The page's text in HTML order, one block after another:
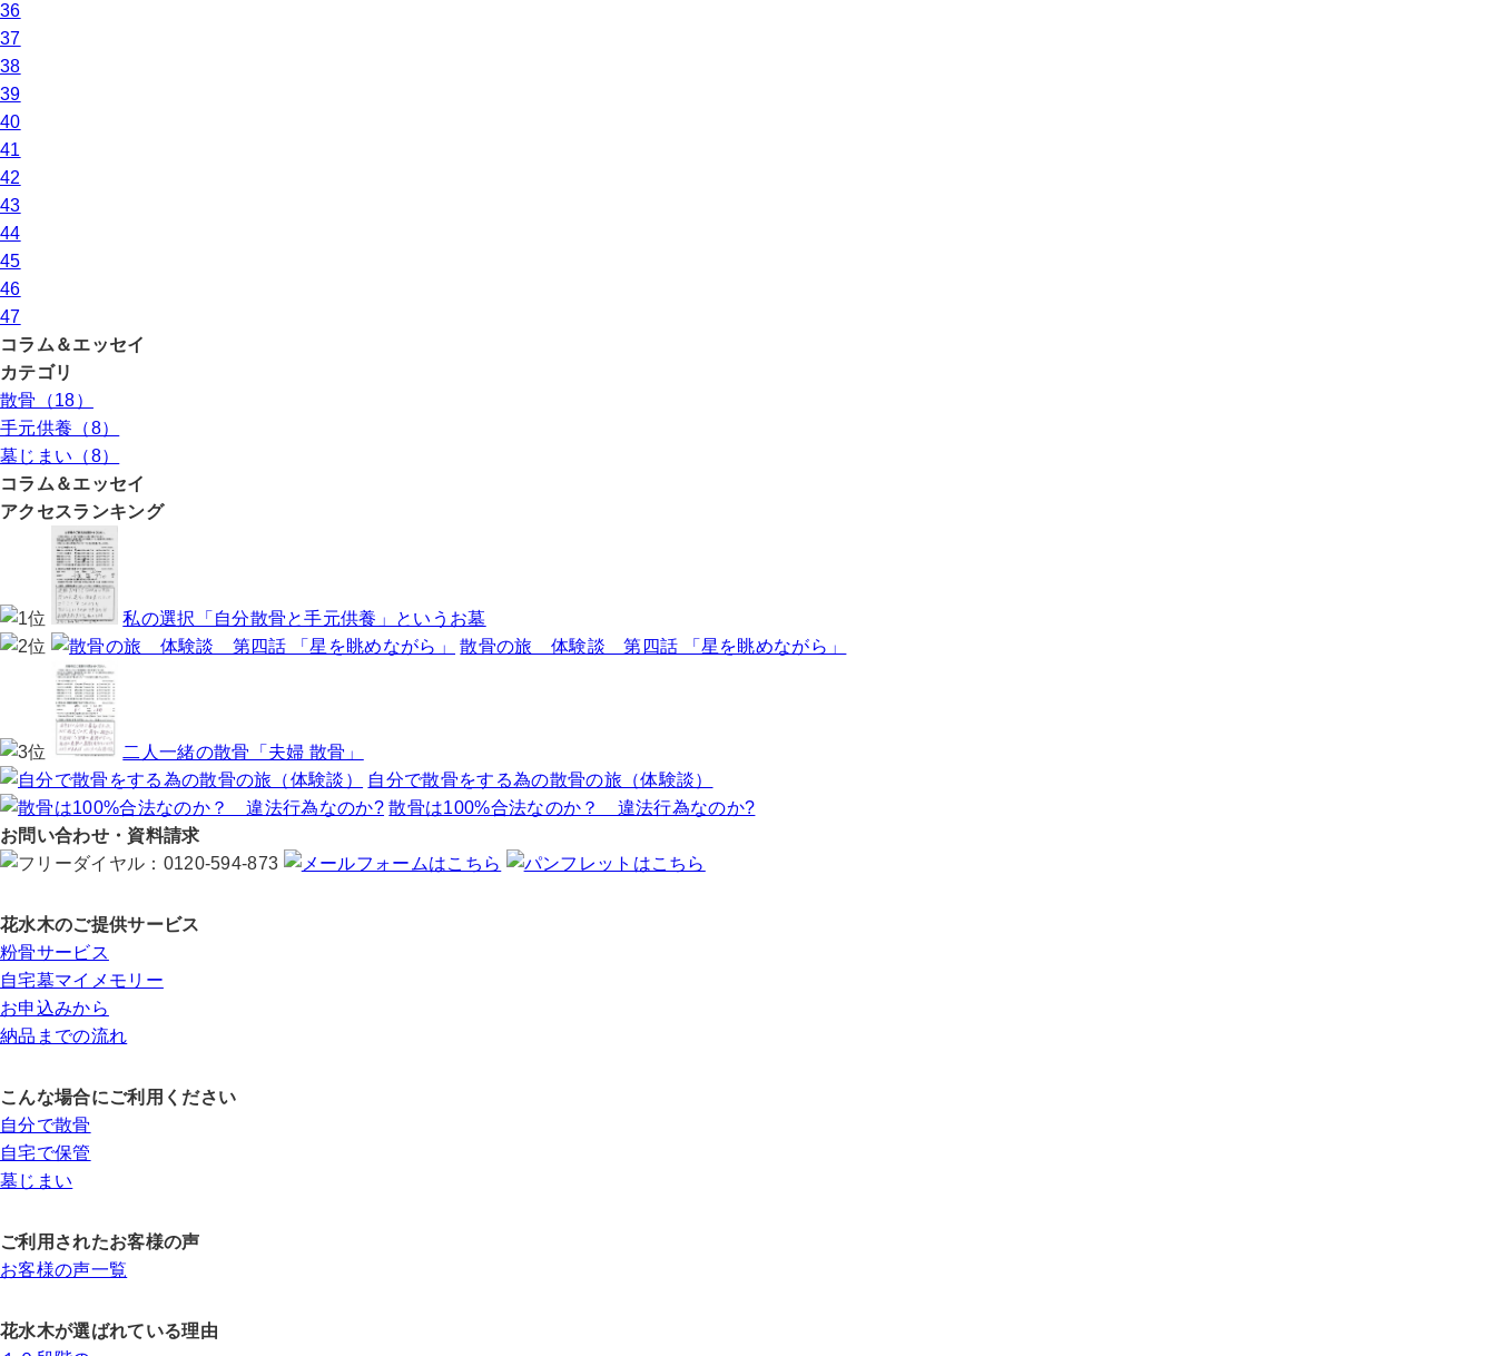
36
37
38
39
40
41
42
43
44
45
46
47
コラム＆エッセイ
カテゴリ
散骨（18）
手元供養（8）
墓じまい（8）
コラム＆エッセイ
アクセスランキング
私の選択「自分散骨と手元供養」というお墓
散骨の旅 体験談 第四話 「星を眺めながら」
二人一緒の散骨「夫婦 散骨」
自分で散骨をする為の散骨の旅（体験談）
散骨は100%合法なのか？ 違法行為なのか?
お問い合わせ・資料請求
花水木のご提供サービス
粉骨サービス
自宅墓マイメモリー
お申込みから
納品までの流れ
こんな場合にご利用ください
自分で散骨
自宅で保管
墓じまい
ご利用されたお客様の声
お客様の声一覧
花水木が選ばれている理由